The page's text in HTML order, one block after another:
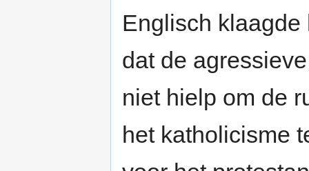
Englisch klaagde
dat de
niet hielp om de
het katholicisme